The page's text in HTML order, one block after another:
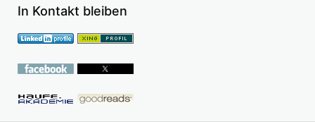
In Kontakt bleiben